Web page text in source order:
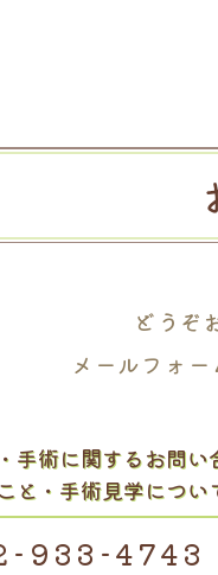
どうぞ
メールフォー
・ 手術に関するお問い
と・手術見学につい
933-4743